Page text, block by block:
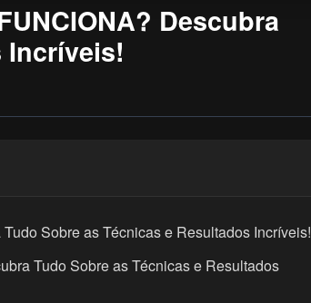
Descubra
Incríveis!
Sobre as Técnicas e Resultados Incríveis!
Tudo Sobre as Técnicas e Resultados